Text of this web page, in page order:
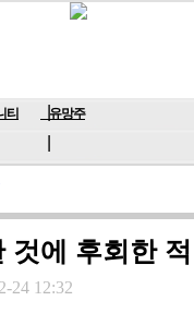
티 유망주
것에 후회한
24 12:32